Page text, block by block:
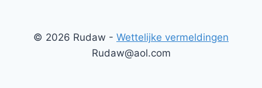
© 2026 Rudaw - Wettelijke vermeldingen
Rudaw@aol.com